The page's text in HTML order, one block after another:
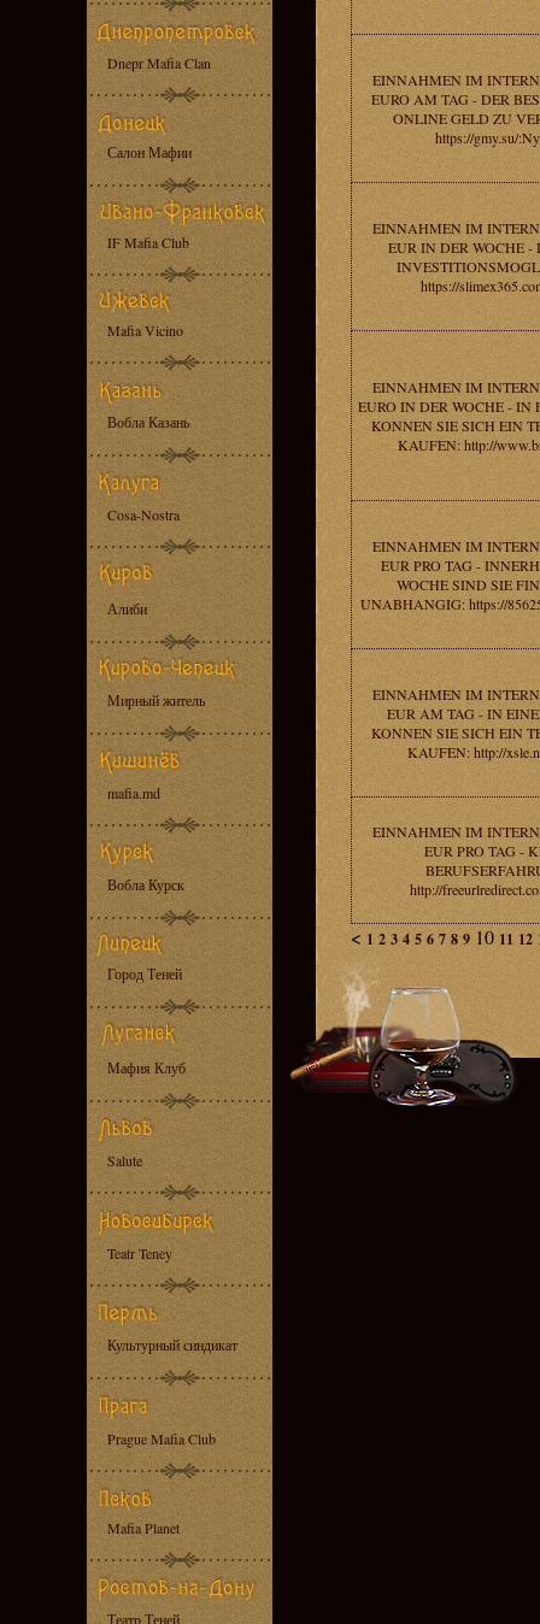
Dnepr Mafia Clan
Салон Мафии
IF Mafia Club
Mafia Vicino
Вобла Казань
Cosa-Nostra
Алиби
Мирный житель
mafia.md
Вобла Курск
Город Теней
Мафия Клуб
Salute
Teatr Teney
Культурный синдикат
Prague Mafia Club
Mafia Planet
Театр Теней
EINNAHMEN IM
EURO AM TAG - DER
ONLINE GELD ZU
https://gmy.su/
EINNAHMEN IM
EUR IN DER WOCHE -
https://
EINNAHMEN IM
EURO IN DER WOCHE - IN
KONNEN SIE SICH EIN
KAUFEN: http://
EINNAHMEN IM
EUR PRO TAG -
WOCHE SIND SIE
UNABHANGIG: https://
EINNAHMEN IM
EUR AM TAG - IN
KONNEN SIE SICH EIN
KAUFEN: http://
EINNAHMEN IM
EUR PRO TAG -
http://
< 1 2 3 4 5 6 7 8 9 10 11 12